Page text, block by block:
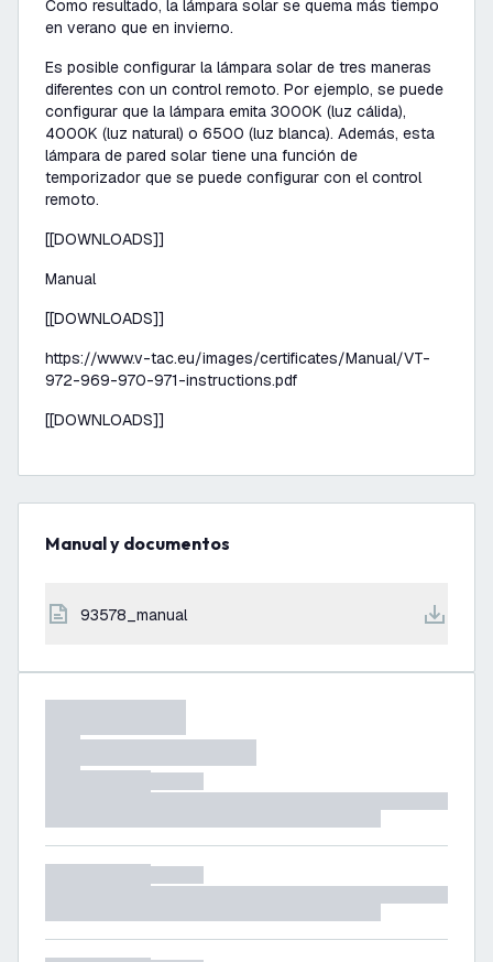
Como resultado, la lámpara solar se quema más tiempo
en verano que en invierno.
Es posible configurar la lámpara solar de tres maneras
diferentes con un control remoto. Por ejemplo, se puede
configurar que la lámpara emita 3000K (luz cálida),
4000K (luz natural) o 6500 (luz blanca). Además, esta
lámpara de pared solar tiene una función de
temporizador que se puede configurar con el control
remoto.
[[DOWNLOADS]]
Manual
[[DOWNLOADS]]
https://www.v-tac.eu/images/certificates/Manual/VT-
972-969-970-971-instructions.pdf
[[DOWNLOADS]]
Manual y documentos
93578_manual